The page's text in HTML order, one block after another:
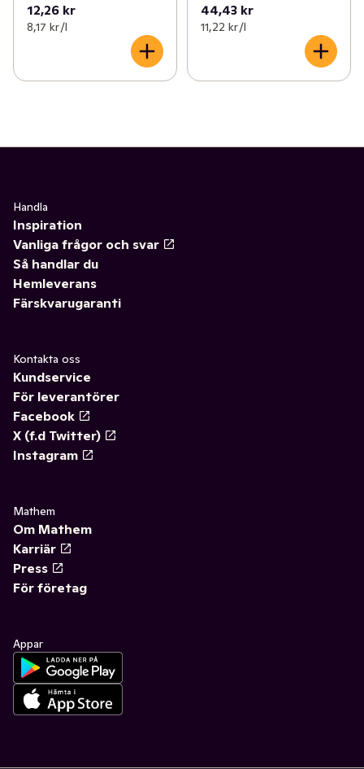
12,26 kr
8,17 kr /l
44,43 kr
11,22 kr /l
Handla
Inspiration
Vanliga frågor och svar
Så handlar du
Hemleverans
Färskvarugaranti
Kontakta oss
Kundservice
För leverantörer
Facebook
X (f.d Twitter)
Instagram
Mathem
Om Mathem
Karriär
Press
För företag
Appar